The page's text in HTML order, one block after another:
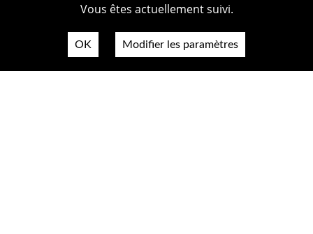
Vous êtes actuellement suivi.
OK Modifier les paramètres